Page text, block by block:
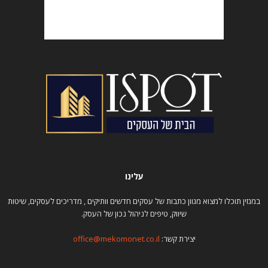
עלינו
במגזין תוכלו למצוא מגוון כתבות של עסקים חדשים וותיקים , מדריכים לעסקים, שיטות
שיווק, טיפים לניהול נכון של העסק.
יצירת קשר: office@mekomonet.co.il